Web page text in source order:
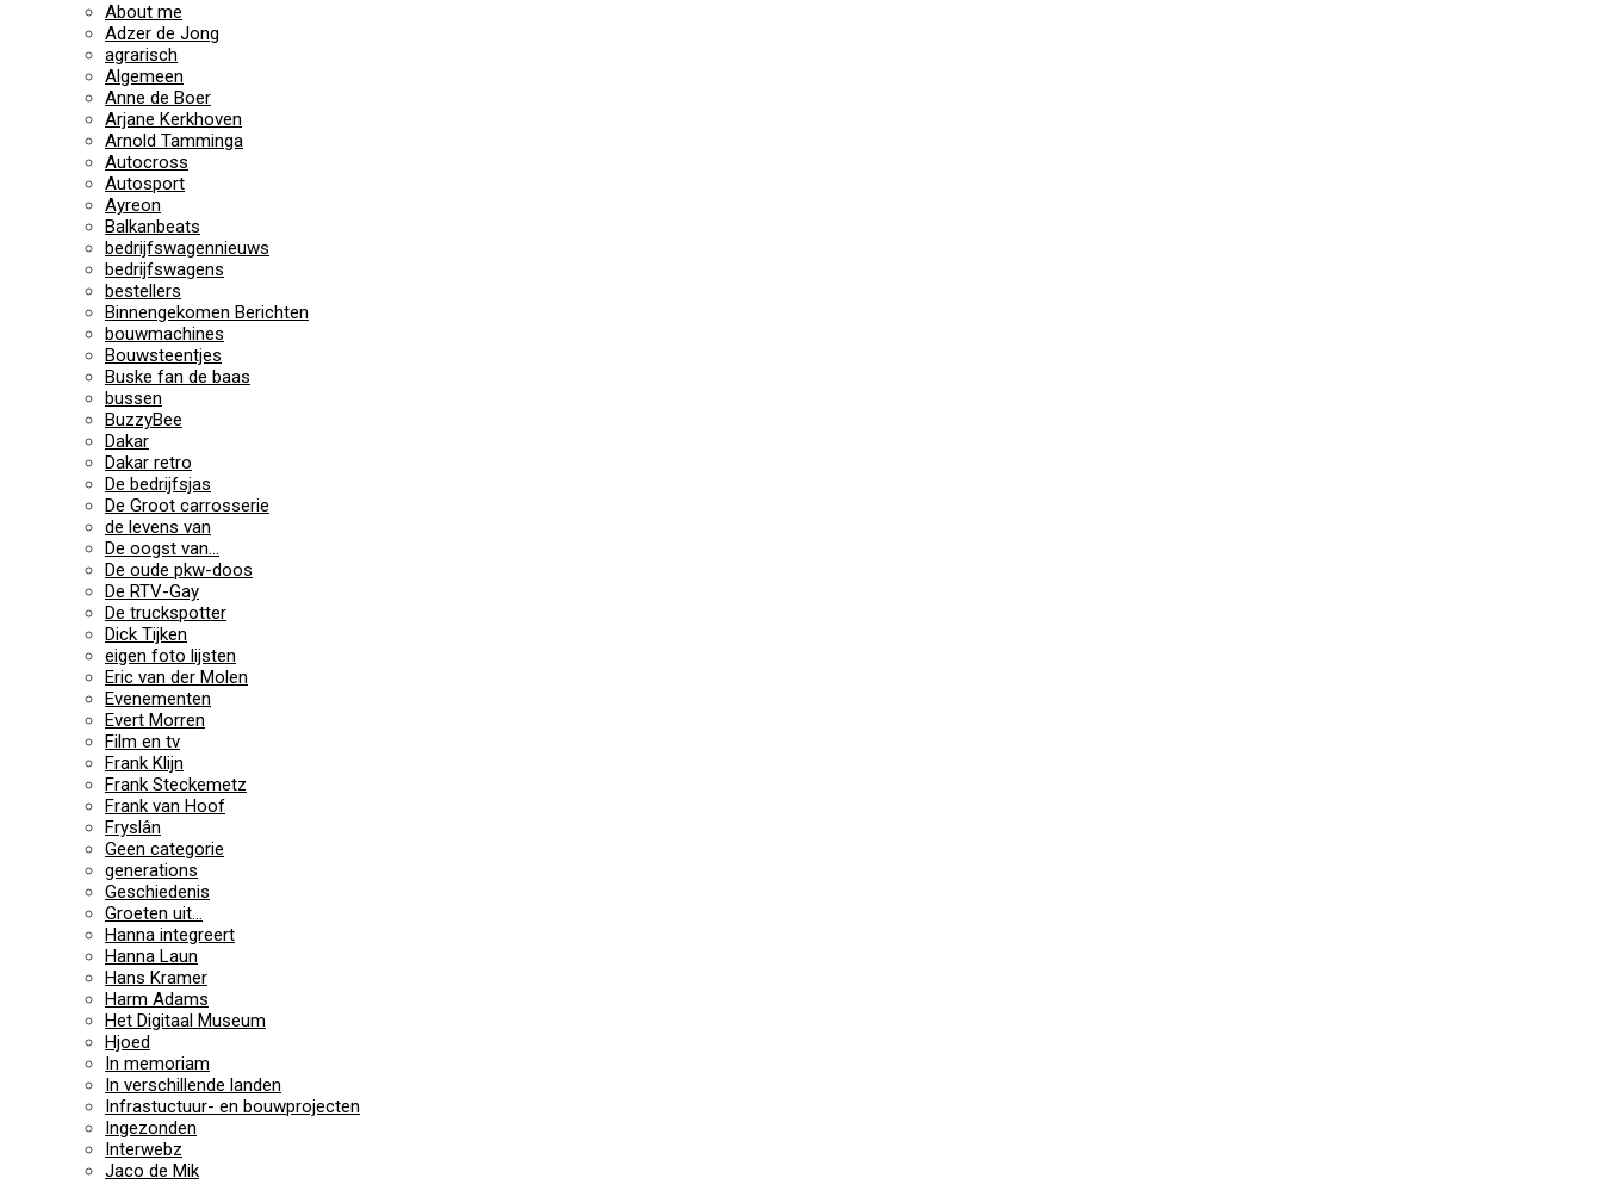
About me
Adzer de Jong
agrarisch
Algemeen
Anne de Boer
Arjane Kerkhoven
Arnold Tamminga
Autocross
Autosport
Ayreon
Balkanbeats
bedrijfswagennieuws
bedrijfswagens
bestellers
Binnengekomen Berichten
bouwmachines
Bouwsteentjes
Buske fan de baas
bussen
BuzzyBee
Dakar
Dakar retro
De bedrijfsjas
De Groot carrosserie
de levens van
De oogst van…
De oude pkw-doos
De RTV-Gay
De truckspotter
Dick Tijken
eigen foto lijsten
Eric van der Molen
Evenementen
Evert Morren
Film en tv
Frank Klijn
Frank Steckemetz
Frank van Hoof
Fryslân
Geen categorie
generations
Geschiedenis
Groeten uit…
Hanna integreert
Hanna Laun
Hans Kramer
Harm Adams
Het Digitaal Museum
Hjoed
In memoriam
In verschillende landen
Infrastuctuur- en bouwprojecten
Ingezonden
Interwebz
Jaco de Mik